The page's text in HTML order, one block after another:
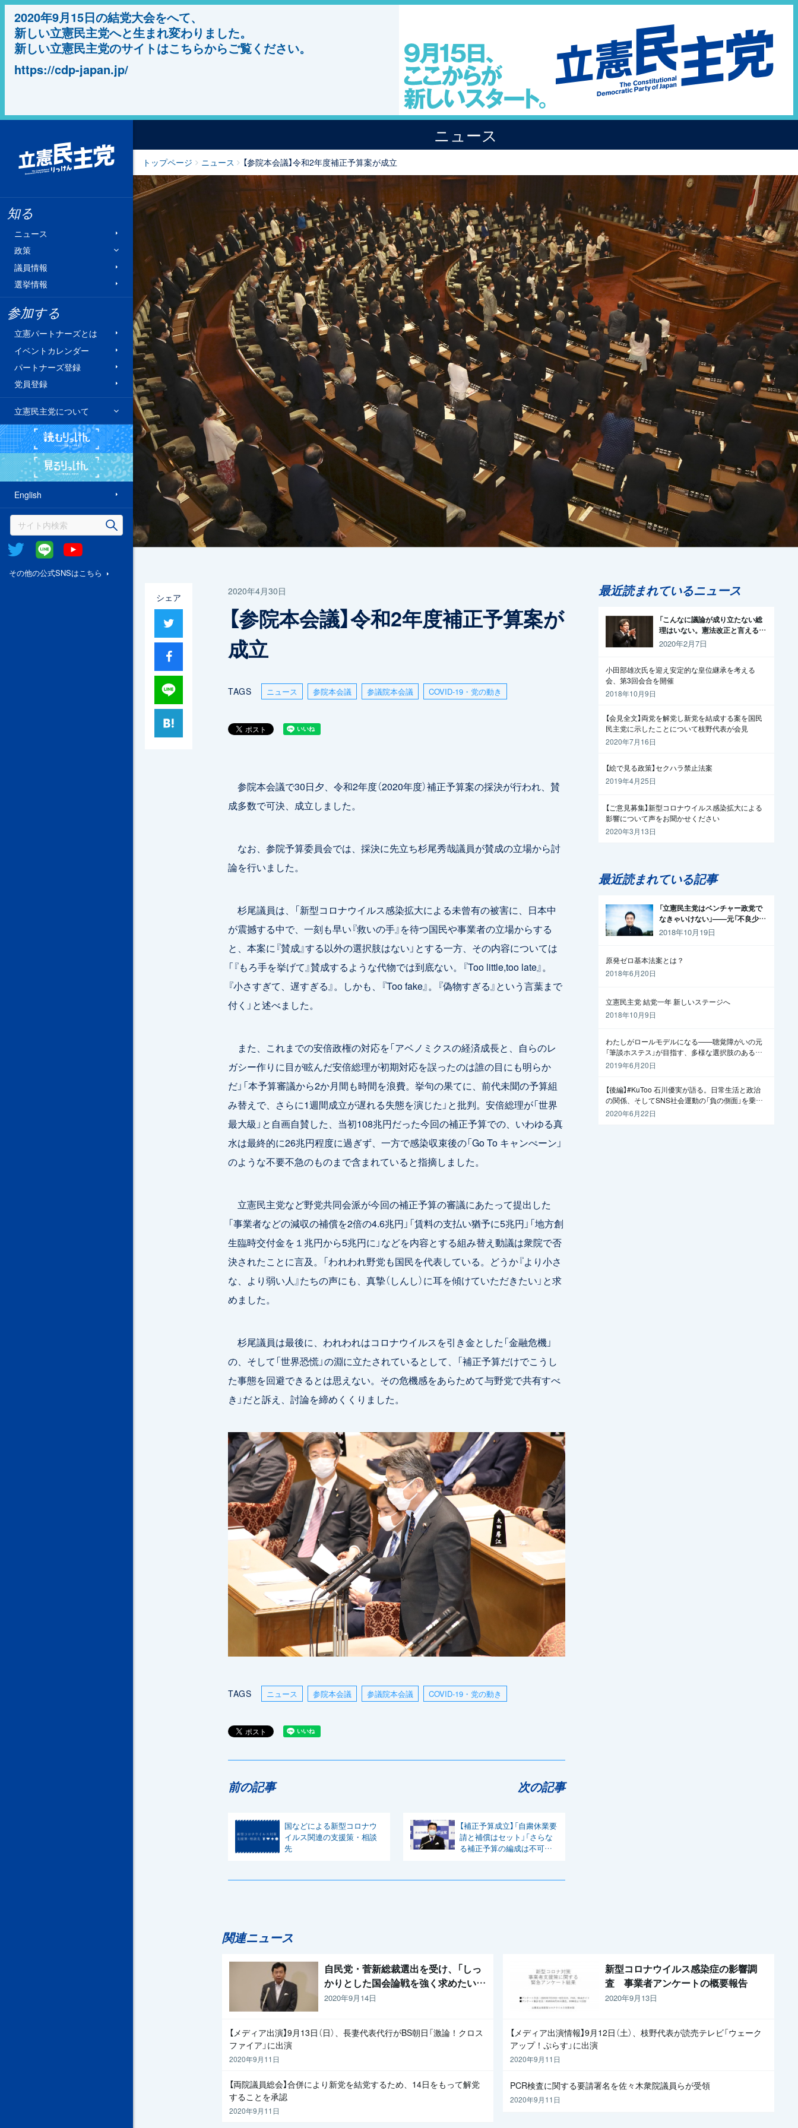
2020年9月15日の結党大会をへて、
新しい立憲民主党へと生まれ変わりました。
新しい立憲民主党のサイトはこちらからご覧ください。
https://cdp-japan.jp/
知る
ニュース
政策
議員情報
選挙情報
参加する
立憲パートナーズとは
イベントカレンダー
パートナーズ登録
党員登録
立憲民主党について
読むりっけん
見るりっけん
English
Twitter @Line
その他の公式SNSはこちら
ニュース
トップページ ニュース 【参院本会議】令和2年度補正予算案が成立
シェア
2020年4月30日
【参院本会議】令和2年度補正予算案が
成立
TAGS ニュース 参院本会議 参議院本会議 COVID-19・党の動き
参院本会議で30日夕、令和2年度（2020年度）補正予算案の採決が行われ、賛
成多数で可決、成立しました。
なお、参院予算委員会では、採決に先立ち杉尾秀哉議員が賛成の立場から討
論を行いました。
杉尾議員は、「新型コロナウイルス感染拡大による未曾有の被害に、日本中
が震撼する中で、一刻も早い『救いの手』を待つ国民や事業者の立場からする
と、本案に『賛成』する以外の選択肢はない」とする一方、その内容については
「『もろ手を挙げて』賛成するような代物では到底ない。『Too little,too late』。
『小さすぎて、遅すぎる』。しかも、『Too fake』。『偽物すぎる』という言葉まで
付く」と述べました。
また、これまでの安倍政権の対応を「アベノミクスの経済成長と、自らのレ
ガシー作りに目が眩んだ安倍総理が初期対応を誤ったのは誰の目にも明らか
だ」「本予算審議から2か月間も時間を浪費。挙句の果てに、前代未聞の予算組
み替えで、さらに1週間成立が遅れる失態を演じた」と批判。安倍総理が「世界
最大級」と自画自賛した、当初108兆円だった今回の補正予算での、いわゆる真
水は最終的に26兆円程度に過ぎず、一方で感染収束後の「Go To キャンぺーン」
のような不要不急のものまで含まれていると指摘しました。
立憲民主党など野党共同会派が今回の補正予算の審議にあたって提出した
「事業者などの減収の補償を2倍の4.6兆円」「賃料の支払い猶予に5兆円」「地方創
生臨時交付金を１兆円から5兆円に」などを内容とする組み替え動議は衆院で否
決されたことに言及。「われわれ野党も国民を代表している。どうか『より小さ
な、より弱い人』たちの声にも、真摯（しんし）に耳を傾けていただきたい」と求
めました。
杉尾議員は最後に、われわれはコロナウイルスを引き金とした「金融危機」
の、そして「世界恐慌」の淵に立たされているとして、「補正予算だけでこうし
た事態を回避できるとは思えない。その危機感をあらためて与野党で共有すべ
き」だと訴え、討論を締めくくりました。
TAGS ニュース 参院本会議 参議院本会議 COVID-19・党の動き
前の記事
国などによる新型コロナウ
イルス関連の支援策・相談
先
次の記事
【補正予算成立】「自粛休業要
請と補償はセット」「さらな
る補正予算の編成は不可欠」
福山幹事長
最近読まれているニュース
「こんなに議論が成り立たない総
理はいない。憲法改正と言える資
格がどこにある。市民と野党の力
で引きずり下ろそう」杉尾議員
2020年2月7日
小田部雄次氏を迎え安定的な皇位継承を考える
会、第3回会合を開催
2018年10月9日
【会見全文】両党を解党し新党を結成する案を国民
民主党に示したことについて枝野代表が会見
2020年7月16日
【絵で見る政策】セクハラ禁止法案
2019年4月25日
【ご意見募集】新型コロナウイルス感染拡大による
影響について声をお聞かせください
2020年3月13日
最近読まれている記事
「立憲民主党はベンチャー政党で
なきゃいけない」——元「不良少
年」の起業家が政治家になった理
2018年10月19日
原発ゼロ基本法案とは？
2018年6月20日
立憲民主党 結党一年 新しいステージへ
2018年10月9日
わたしがロールモデルになる——聴覚障がいの元
「筆談ホステス」が目指す、多様な選択肢のある社
会
2019年6月20日
【後編】#KuToo 石川優実が語る。日常生活と政治
の関係、そしてSNS社会運動の「負の側面」を乗り
越えるには
2020年6月22日
関連ニュース
自民党・菅新総裁選出を受け、「しっ
かりとした国会論戦を強く求めたい」
と枝野代表
2020年9月14日
【メディア出演】9月13日（日）、長妻代表代行がBS朝日「激論！クロス
ファイア」に出演
2020年9月11日
【両院議員総会】合併により新党を結党するため、14日をもって解党
することを承認
2020年9月11日
新型コロナウイルス感染症の影響調
査 事業者アンケートの概要報告
2020年9月13日
【メディア出演情報】9月12日（土）、枝野代表が読売テレビ「ウェーク
アップ！ぷらす」に出演
2020年9月11日
PCR検査に関する要請署名を佐々木衆院議員らが受領
2020年9月11日